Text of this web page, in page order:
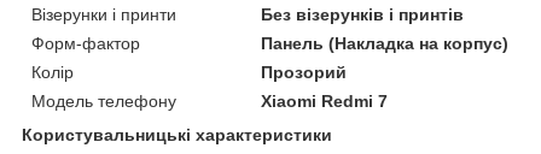
Візерунки і принти
Без візерунків і принтів
Форм-фактор
Панель (Накладка на корпус)
Колір
Прозорий
Модель телефону
Xiaomi Redmi 7
Користувальницькі характеристики